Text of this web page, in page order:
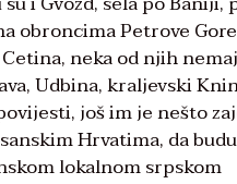
obroncima Petrove
neka od njih
Udbina, kraljevski
još im je nešto
Hrvatima, da budu
lokalnom srpskom